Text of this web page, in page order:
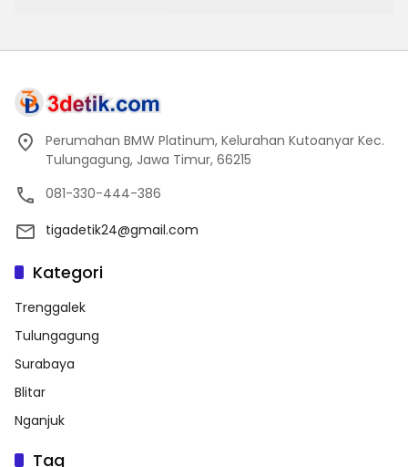
Perumahan BMW Platinum, Kelurahan Kutoanyar Kec.
Tulungagung, Jawa Timur, 66215
081-330-444-386
tigadetik24@gmail.com
Kategori
Trenggalek
Tulungagung
Surabaya
Blitar
Nganjuk
Tag